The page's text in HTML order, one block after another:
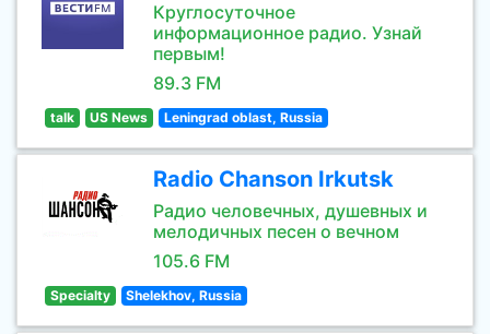
Круглосуточное
информационное радио. Узнай
первым!
89.3 FM
talk US News Leningrad oblast, Russia
Radio Chanson Irkutsk
Радио человечных, душевных и
мелодичных песен о вечном
105.6 FM
Specialty Shelekhov, Russia